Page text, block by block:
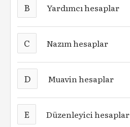
B Yardımcı hesaplar
C Nazım hesaplar
D Muavin hesaplar
E Düzenleyici hesaplar